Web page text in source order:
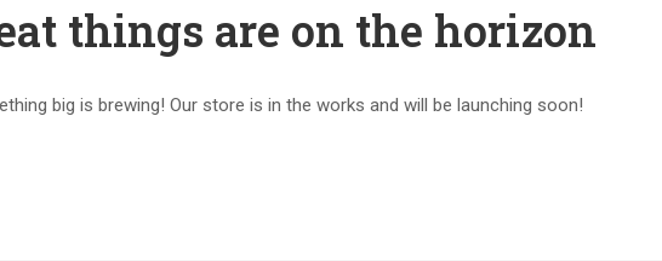
things are on the horizon
big is brewing! Our store is in the works and will be launching soon!